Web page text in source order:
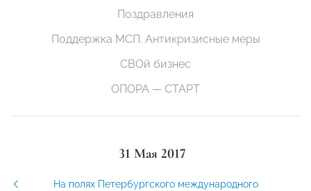
Поздравления
Поддержка МСП. Антикризисные меры
СВОй бизнес
ОПОРА — СТАРТ
31 Мая 2017
На полях Петербургского международного